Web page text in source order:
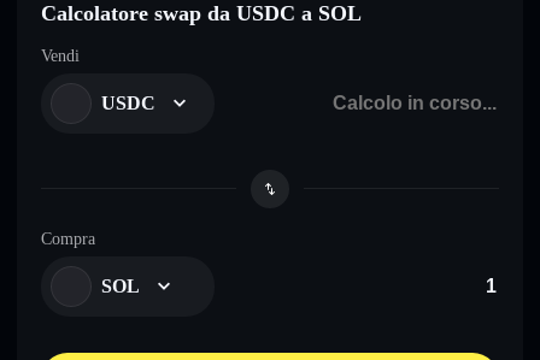
Calcolatore swap da USDC a SOL
Vendi
USDC
Compra
SOL